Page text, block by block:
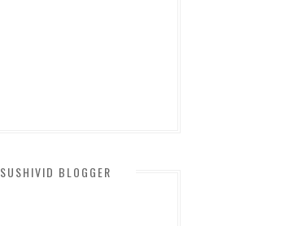
SUSHIVID BLOGGER